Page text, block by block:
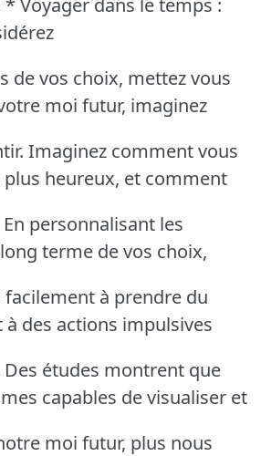
Voyager dans le temps :
de vos choix, mettez vous
moi futur, imaginez
Imaginez comment vous
plus heureux, et comment
personnalisant les
terme de vos choix,
à prendre du
des actions impulsives
études montrent que
capables de visualiser et
moi futur, plus nous